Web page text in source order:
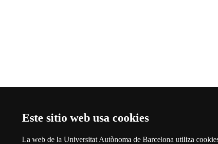
Este sitio web usa cookies
La web de la Universitat Autònoma de Barcelona utiliza